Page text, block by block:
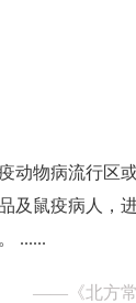
动物病流行区
及鼠疫病人，
......
—— 《北方